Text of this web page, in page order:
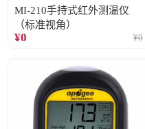
MI-210手持式红外测温仪
（标准视角）
¥0 ¥0